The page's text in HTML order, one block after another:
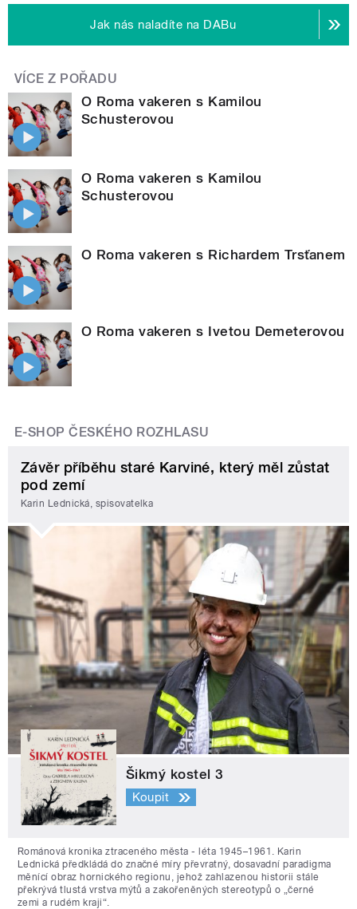
Jak nás naladíte na DABu
VÍCE Z POŘADU
O Roma vakeren s Kamilou
Schusterovou
O Roma vakeren s Kamilou
Schusterovou
O Roma vakeren s Richardem Trsťanem
O Roma vakeren s Ivetou Demeterovou
E-SHOP ČESKÉHO ROZHLASU
Závěr příběhu staré Karviné, který měl zůstat
pod zemí
Karin Lednická, spisovatelka
Šikmý kostel 3
Koupit
Románová kronika ztraceného města - léta 1945–1961. Karin
Lednická předkládá do značné míry převratný, dosavadní paradigma
měnící obraz hornického regionu, jehož zahlazenou historii stále
překrývá tlustá vrstva mýtů a zakořeněných stereotypů o „černé
zemi a rudém kraji“.